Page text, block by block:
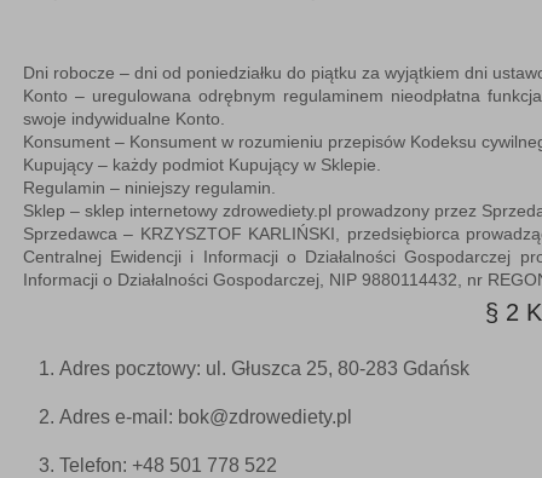
Dni robocze – dni od poniedziałku do piątku za wyjątkiem dni
Konto – uregulowana odrębnym regulaminem nieodpłatna
swoje indywidualne Konto.
Konsument– Konsument w rozumieniu przepisów Kodeksu
Kupujący– każdy podmiot Kupujący w Sklepie.
Regulamin – niniejszy regulamin.
Sklep – sklep internetowy zdrowediety.pl prowadzony przez
Sprzedawca – KRZYSZTOF KARLIŃSKI, przedsiębiorca
Centralnej Ewidencji i Informacji o Działalności Gospodarczej
Informacji o Działalności Gospodarczej, NIP 9880114432, nr
§ 2
Adres pocztowy: ul. Głuszca 25, 80-283 Gdańsk
Adres e-mail: bok@zdrowediety.pl
Telefon: +48 501 778 522